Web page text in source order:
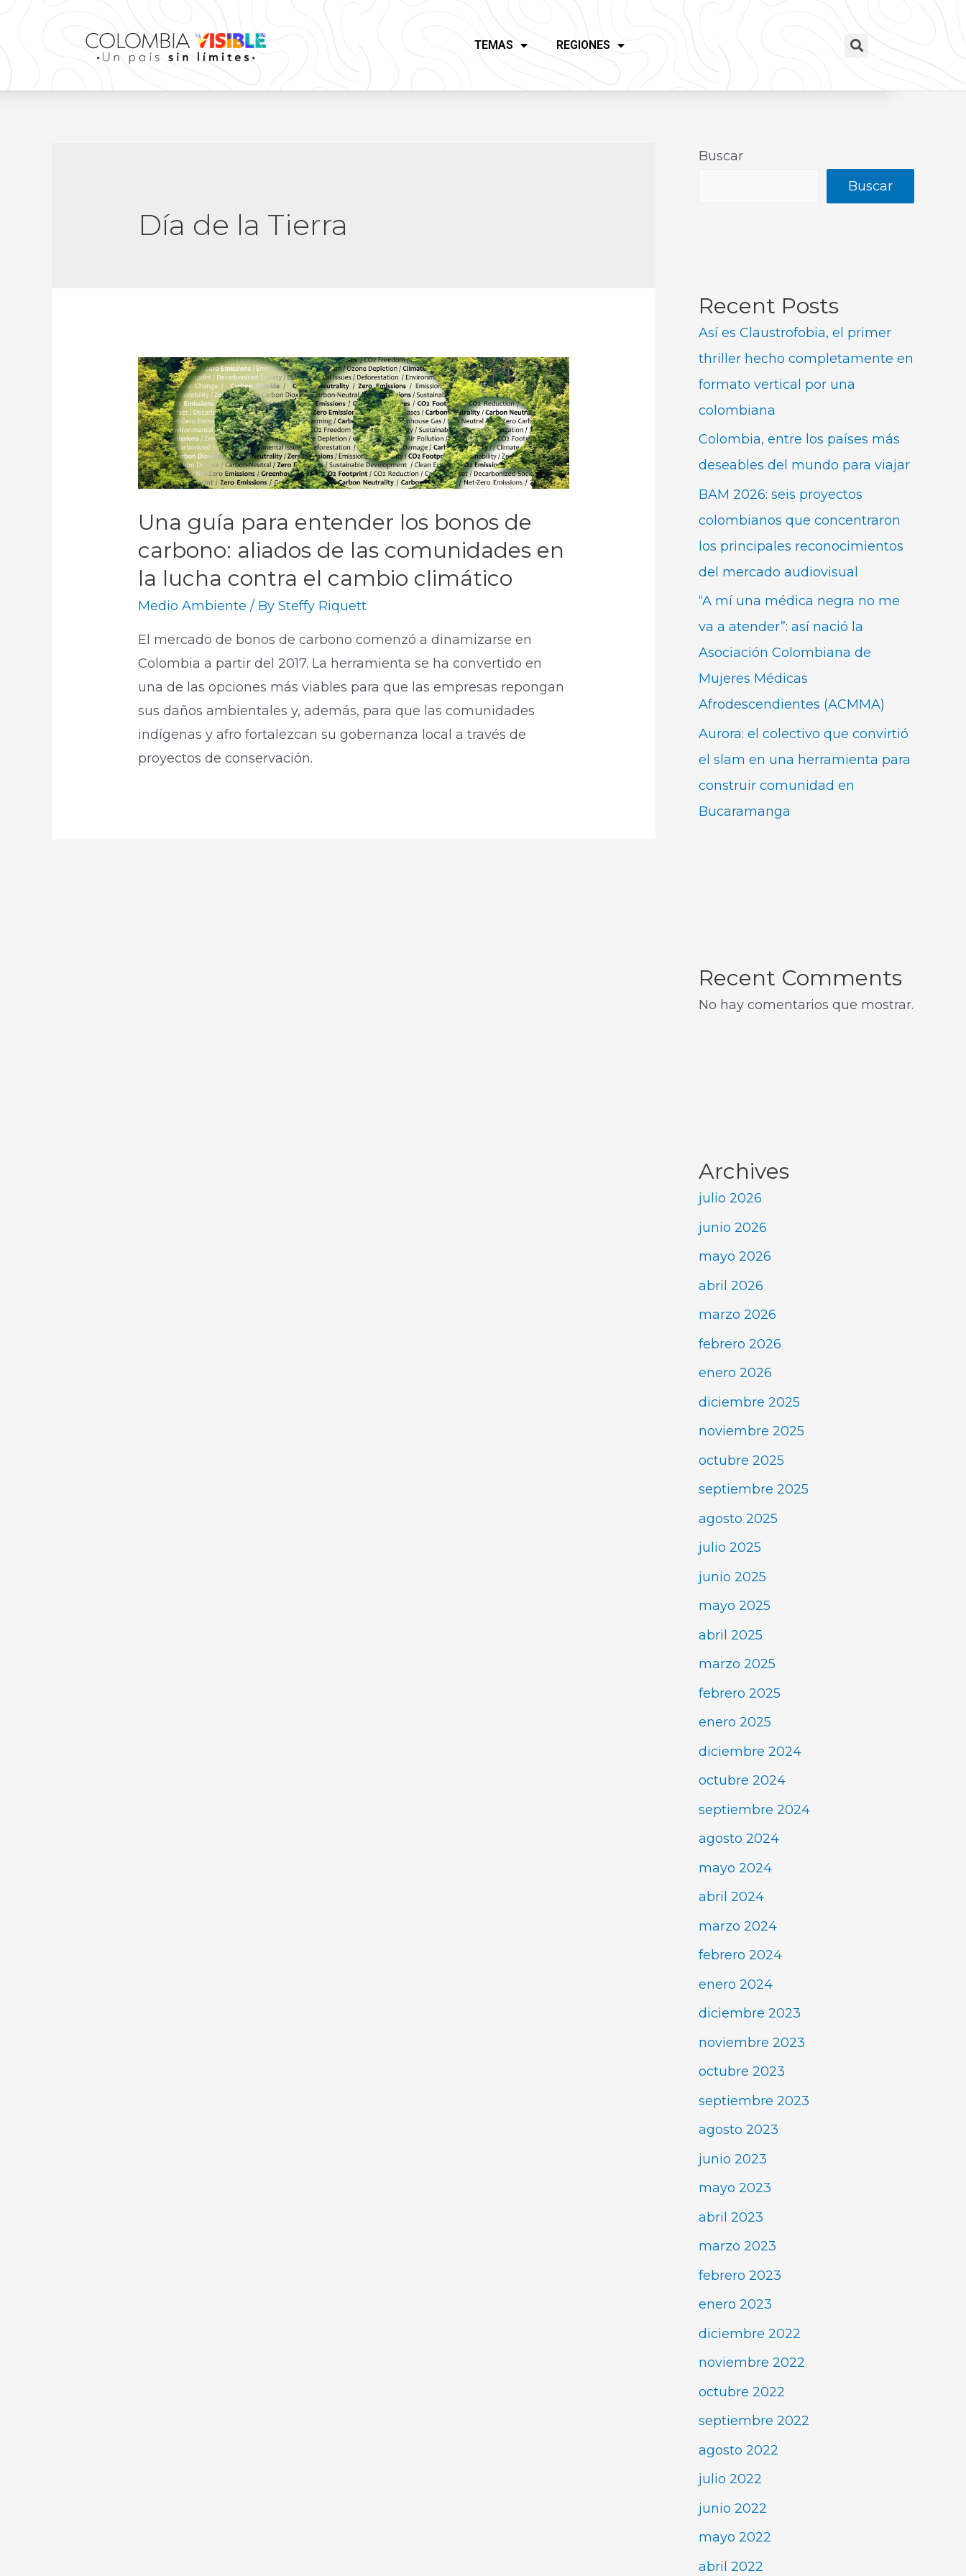
TEMAS REGIONES
Día de la Tierra
Una guía para entender los bonos de
carbono: aliados de las comunidades en
la lucha contra el cambio climático
Medio Ambiente / BySteffy Riquett
El mercado de bonos de carbono comenzó a dinamizarse en
Colombia a partir del 2017. La herramienta se ha convertido en
una de las opciones más viables para que las empresas repongan
sus daños ambientales y, además, para que las comunidades
indígenas y afro fortalezcan su gobernanza local a través de
proyectos de conservación.​
Buscar
Buscar
Recent Posts
Así es Claustrofobia, el primer
thriller hecho completamente en
formato vertical por una
colombiana
Colombia, entre los países más
deseables del mundo para viajar
BAM 2026: seis proyectos
colombianos que concentraron
los principales reconocimientos
del mercado audiovisual
“A mí una médica negra no me
va a atender”: así nació la
Asociación Colombiana de
Mujeres Médicas
Afrodescendientes (ACMMA)
Aurora: el colectivo que convirtió
el slam en una herramienta para
construir comunidad en
Bucaramanga
Recent Comments
No hay comentarios que mostrar.
Archives
julio 2026
junio 2026
mayo 2026
abril 2026
marzo 2026
febrero 2026
enero 2026
diciembre 2025
noviembre 2025
octubre 2025
septiembre 2025
agosto 2025
julio 2025
junio 2025
mayo 2025
abril 2025
marzo 2025
febrero 2025
enero 2025
diciembre 2024
octubre 2024
septiembre 2024
agosto 2024
mayo 2024
abril 2024
marzo 2024
febrero 2024
enero 2024
diciembre 2023
noviembre 2023
octubre 2023
septiembre 2023
agosto 2023
junio 2023
mayo 2023
abril 2023
marzo 2023
febrero 2023
enero 2023
diciembre 2022
noviembre 2022
octubre 2022
septiembre 2022
agosto 2022
julio 2022
junio 2022
mayo 2022
abril 2022